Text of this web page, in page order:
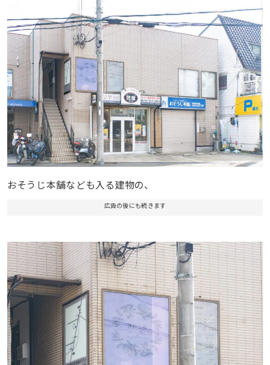
おそうじ本舗なども入る建物の、
広告の後にも続きます